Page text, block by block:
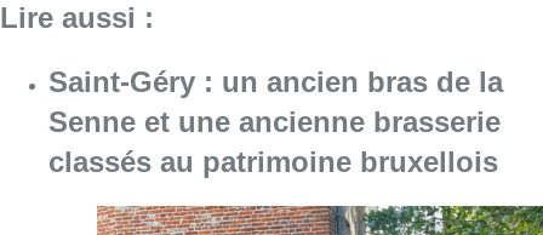
Lire aussi :
Saint-Géry : un ancien bras de la
Senne et une ancienne brasserie
classés au patrimoine bruxellois